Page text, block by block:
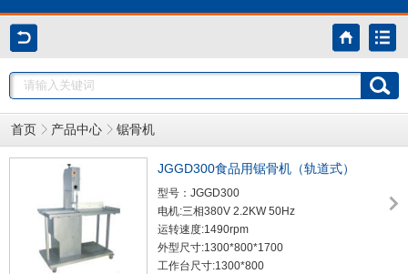
首页 产品中心 锯骨机
JGGD300食品用锯骨机（轨道式）
型号：JGGD300
电机:三相380V 2.2KW 50Hz
运转速度:1490rpm
外型尺寸:1300*800*1700
工作台尺寸:1300*800